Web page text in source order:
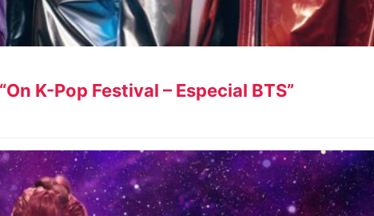
K-Pop Festival – Especial BTS”